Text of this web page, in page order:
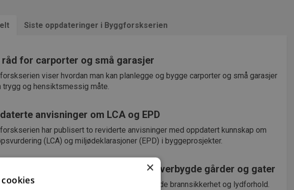
Siste oppdateringer i Byggforskserien
råd for carporter og små garasjer
viser hvordan man kan planlegge og bygge carporter og små garasjer
trygg og hensiktsmessig måte.
anvisninger om LCA og EPD
har publisert to reviderte anvisninger med oppdatert kunnskap om
(LCA) og miljødeklarasjoner (EPD) i byggeprosjekter.
og lydteknisk prosjektering av overbygde gårder og gater
gårder og gater stiller særlige krav til både brannsikkerhet og lydforhold.
×